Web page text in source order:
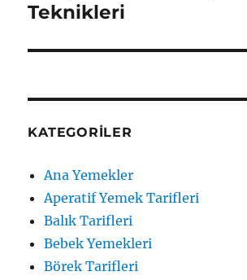
yazı:
Teknikleri
KATEGORILER
Ana Yemekler
Aperatif Yemek Tarifleri
Balık Tarifleri
Bebek Yemekleri
Börek Tarifleri